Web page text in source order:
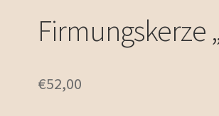
Firmungskerze
€52,00